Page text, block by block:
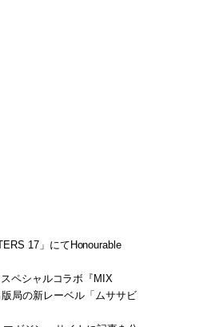
17」にてHonourable
ペシャルコラボ『MIX
局の新レーベル「ムササビ